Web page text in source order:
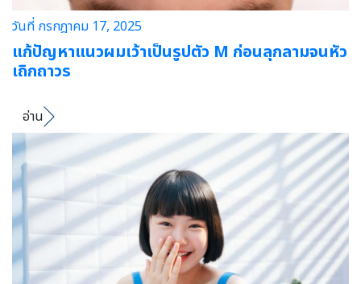
วันที่ กรกฎาคม 17, 2025
แก้ปัญหาแนวผมเว้าเป็นรูปตัว M ก่อนลุกลามจนหัว
เถิกถาวร
อ่าน